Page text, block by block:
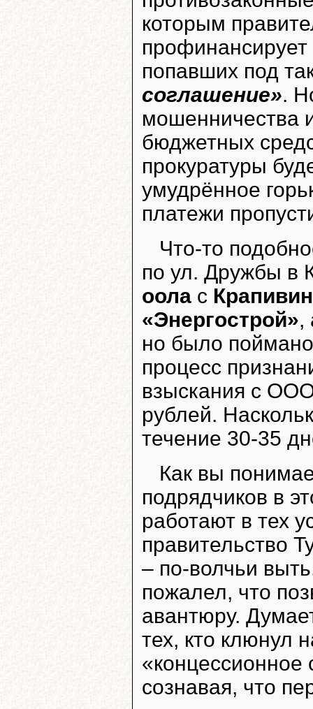
которым
профинансирует
попавших под
соглашение».
мошенничества
бюджетных
прокуратуры
умудрённое
платежи
Что-то
по ул. Дружбы в
оола с
«Энергострой»,
но было
процесс
взыскания с
рублей.
течение 30-35
Как вы
подрядчиков в
работают в тех
правительство
– по-волчьи
пожалел, что
авантюру.
тех, кто клюнул
«концессионное
сознавая, что